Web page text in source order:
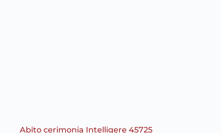
Abito cerimonia Intelligere 45725